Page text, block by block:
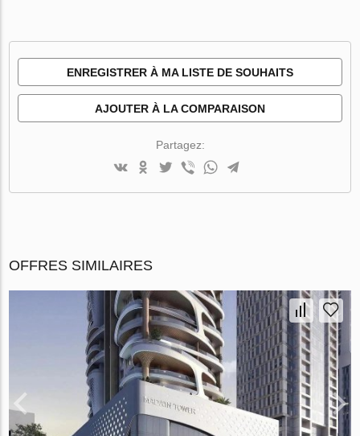
ENREGISTRER À MA LISTE DE SOUHAITS
AJOUTER À LA COMPARAISON
Partagez:
OFFRES SIMILAIRES